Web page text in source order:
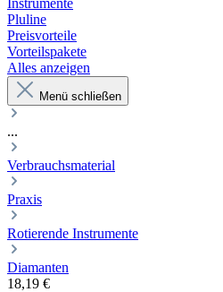
Instrumente
Pluline
Preisvorteile
Vorteilspakete
Alles anzeigen
Menü schließen
...
Verbrauchsmaterial
Praxis
Rotierende Instrumente
Diamanten
18,19 €